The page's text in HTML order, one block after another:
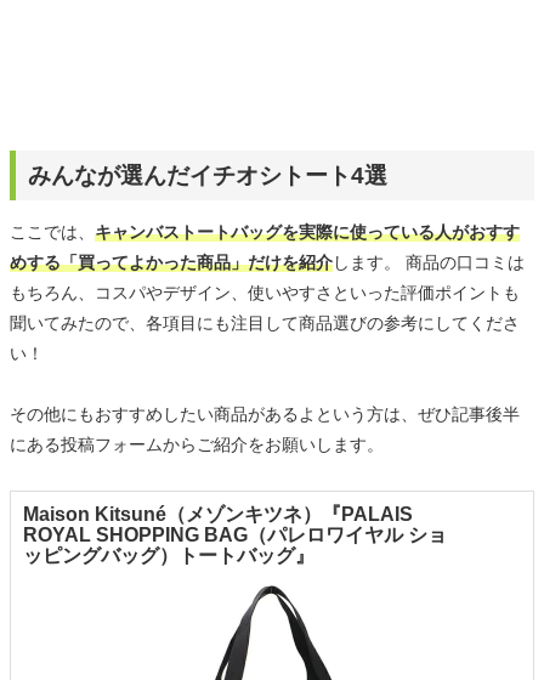
みんなが選んだイチオシトート4選
ここでは、 キャンバストートバッグを実際に使っている人がおすす
めする「買ってよかった商品」だけを紹介します。 商品の口コミは
もちろん、コスパやデザイン、使いやすさといった評価ポイントも
聞いてみたので、各項目にも注目して商品選びの参考にしてくださ
い！
その他にもおすすめしたい商品があるよという方は、ぜひ記事後半
にある投稿フォームからご紹介をお願いします。
Maison Kitsuné（メゾンキツネ）『PALAIS
ROYAL SHOPPING BAG（パレロワイヤル ショ
ッピングバッグ）トートバッグ』